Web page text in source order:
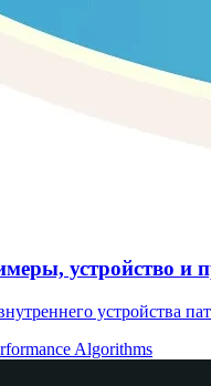
устройство и
устройства
Algorithms